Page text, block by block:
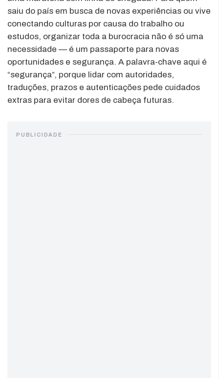
saiu do país em busca de novas experiências ou vive
conectando culturas por causa do trabalho ou
estudos, organizar toda a burocracia não é só uma
necessidade — é um passaporte para novas
oportunidades e segurança. A palavra-chave aqui é
“segurança”, porque lidar com autoridades,
traduções, prazos e autenticações pede cuidados
extras para evitar dores de cabeça futuras.
PUBLICIDADE